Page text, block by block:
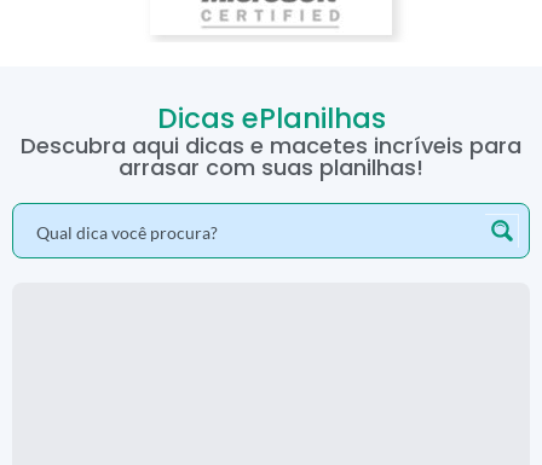
Dicas ePlanilhas
Descubra aqui dicas e macetes incríveis para
arrasar com suas planilhas!